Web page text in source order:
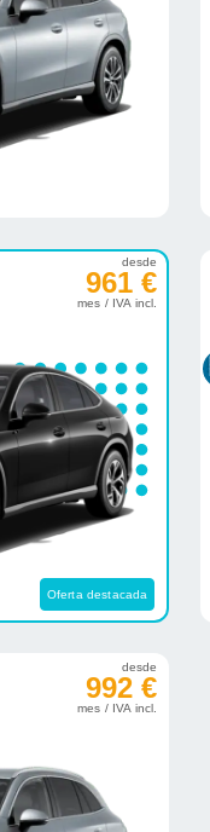
desde
961 €
mes / IVA incl.
Oferta destacada
desde
992 €
mes / IVA incl.